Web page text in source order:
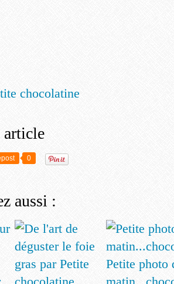
chocolatine
article
0
aussi :
Petite photo